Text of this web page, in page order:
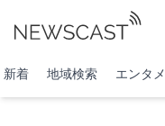
新着 地域検索 エンタメ